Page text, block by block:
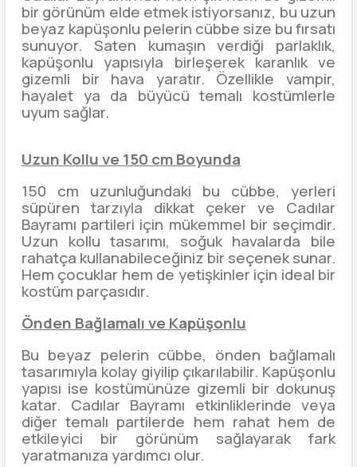
bir görünüm elde etmek istiyorsanız, bu uzun
beyaz kapüşonlu pelerin cübbe size bu fırsatı
sunuyor. Saten kumaşın verdiği parlaklık,
kapüşonlu yapısıyla birleşerek karanlık ve
gizemli bir hava yaratır. Özellikle vampir,
hayalet ya da büyücü temalı kostümlerle
uyum sağlar.
Uzun Kollu ve 150 cm Boyunda
150 cm uzunluğundaki bu cübbe, yerleri
süpüren tarzıyla dikkat çeker ve Cadılar
Bayramı partileri için mükemmel bir seçimdir.
Uzun kollu tasarımı, soğuk havalarda bile
rahatça kullanabileceğiniz bir seçenek sunar.
Hem çocuklar hem de yetişkinler için ideal bir
kostüm parçasıdır.
Önden Bağlamalı ve Kapüşonlu
Bu beyaz pelerin cübbe, önden bağlamalı
tasarımıyla kolay giyilip çıkarılabilir. Kapüşonlu
yapısı ise kostümünüze gizemli bir dokunuş
katar. Cadılar Bayramı etkinliklerinde veya
diğer temalı partilerde hem rahat hem de
etkileyici bir görünüm sağlayarak fark
yaratmanıza yardımcı olur.